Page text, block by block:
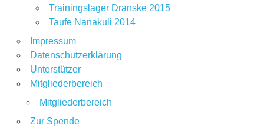
Trainingslager Dranske 2015
Taufe Nanakuli 2014
Impressum
Datenschutzerklärung
Unterstützer
Mitgliederbereich
Mitgliederbereich
Zur Spende